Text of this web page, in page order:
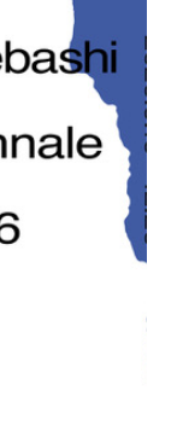
しました。